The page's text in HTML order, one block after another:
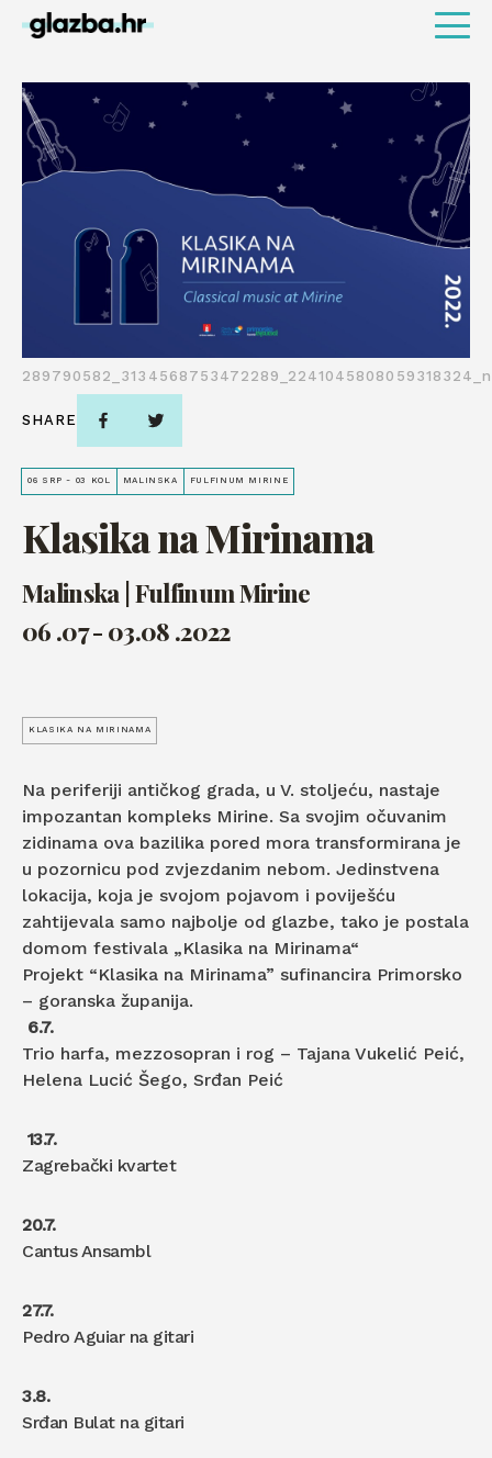
06 SRP - 03 KOL MALINSKA FULFINUM MIRINE
Klasika na Mirinama
Malinska | Fulfinum Mirine
06 .07 - 03.08 .2022
289790582_3134568753472289_2241045808059318324_n
SHARE
KLASIKA NA MIRINAMA
Na periferiji antičkog grada, u V. stoljeću, nastaje
impozantan kompleks Mirine. Sa svojim očuvanim
zidinama ova bazilika pored mora transformirana je
u pozornicu pod zvjezdanim nebom. Jedinstvena
lokacija, koja je svojom pojavom i poviješću
zahtijevala samo najbolje od glazbe, tako je postala
domom festivala „Klasika na Mirinama“
Projekt “Klasika na Mirinama” sufinancira Primorsko
– goranska županija.
6.7.
Trio harfa, mezzosopran i rog – Tajana Vukelić Peić,
Helena Lucić Šego, Srđan Peić
13.7.
Zagrebački kvartet
20.7.
Cantus Ansambl
27.7.
Pedro Aguiar na gitari
3.8.
Srđan Bulat na gitari